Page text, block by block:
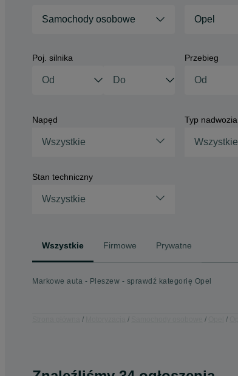
Samochody osobowe Opel
Poj. silnika Przebieg
Napęd
Wszystkie
Typ nadwozia
Wszystkie
Stan techniczny
Wszystkie
Wszystkie Firmowe Prywatne
Markowe auta - Pleszew - sprawdź kategorię Opel